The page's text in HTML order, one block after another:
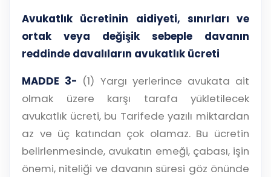
Avukatlık ücretinin aidiyeti, sınırları ve
ortak veya değişik sebeple davanın
reddinde davalıların avukatlık ücreti
MADDE 3- (1) Yargı yerlerince avukata ait
olmak üzere karşı tarafa yükletilecek
avukatlık ücreti, bu Tarifede yazılı miktardan
az ve üç katından çok olamaz. Bu ücretin
belirlenmesinde, avukatın emeği, çabası, işin
önemi, niteliği ve davanın süresi göz önünde